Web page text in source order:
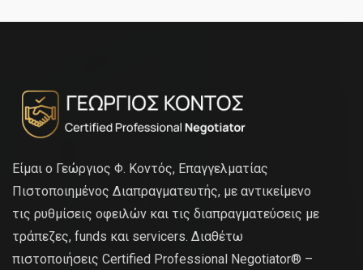
Είμαι ο Γεώργιος Φ. Κοντός, Επαγγελματίας
Πιστοποιημένος Διαπραγματευτής, με αντικείμενο
τις ρυθμίσεις οφειλών και τις διαπραγματεύσεις με
τράπεζες, funds και servicers. Διαθέτω
πιστοποιήσεις Certified Professional Negotiator® –